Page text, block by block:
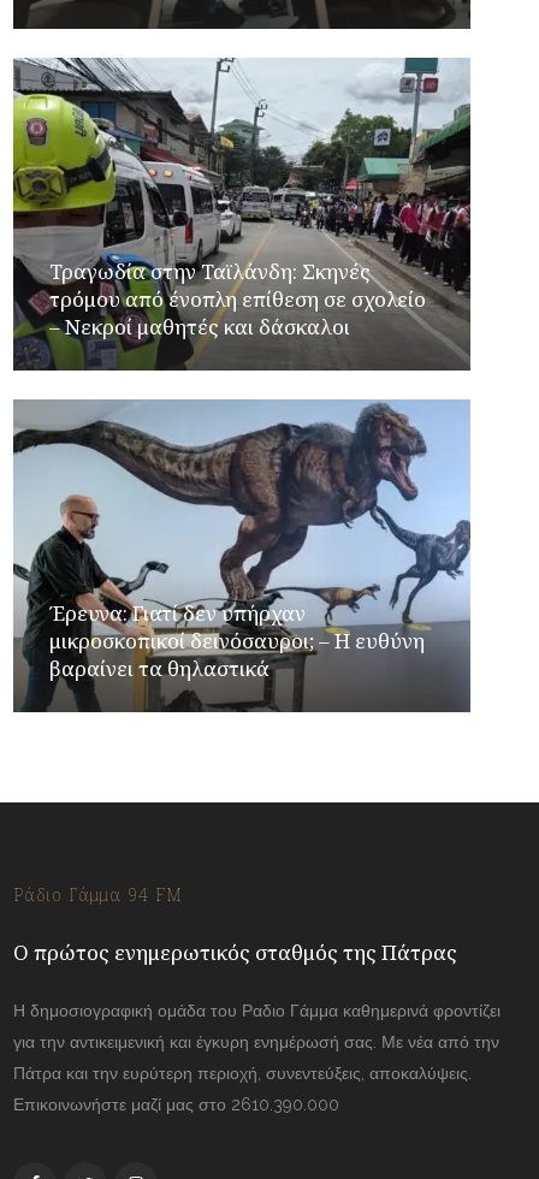
Τραγωδία στην Ταϊλάνδη: Σκηνές
τρόμου από ένοπλη επίθεση σε σχολείο
– Νεκροί μαθητές και δάσκαλοι
Έρευνα: Γιατί δεν υπήρχαν
μικροσκοπικοί δεινόσαυροι; – Η ευθύνη
βαραίνει τα θηλαστικά
Ράδιο Γάμμα 94 FM
Ο πρώτος ενημερωτικός σταθμός της Πάτρας
Η δημοσιογραφική ομάδα του Ραδιο Γάμμα καθημερινά φροντίζει
για την αντικειμενική και έγκυρη ενημέρωσή σας. Με νέα από την
Πάτρα και την ευρύτερη περιοχή, συνεντεύξεις, αποκαλύψεις.
Επικοινωνήστε μαζί μας στο 2610.390.000